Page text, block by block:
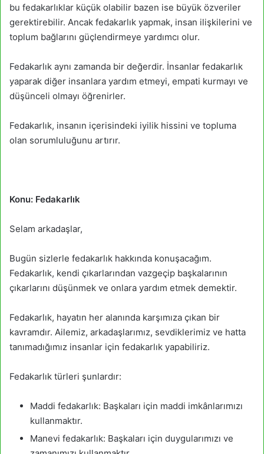
bu fedakarlıklar küçük olabilir bazen ise büyük özveriler
gerektirebilir. Ancak fedakarlık yapmak, insan ilişkilerini ve
toplum bağlarını güçlendirmeye yardımcı olur.
Fedakarlık aynı zamanda bir değerdir. İnsanlar fedakarlık
yaparak diğer insanlara yardım etmeyi, empati kurmayı ve
düşünceli olmayı öğrenirler.
Fedakarlık, insanın içerisindeki iyilik hissini ve topluma
olan sorumluluğunu artırır.
Konu: Fedakarlık
Selam arkadaşlar,
Bugün sizlerle fedakarlık hakkında konuşacağım.
Fedakarlık, kendi çıkarlarından vazgeçip başkalarının
çıkarlarını düşünmek ve onlara yardım etmek demektir.
Fedakarlık, hayatın her alanında karşımıza çıkan bir
kavramdır. Ailemiz, arkadaşlarımız, sevdiklerimiz ve hatta
tanımadığımız insanlar için fedakarlık yapabiliriz.
Fedakarlık türleri şunlardır:
Maddi fedakarlık: Başkaları için maddi imkânlarımızı
kullanmaktır.
Manevi fedakarlık: Başkaları için duygularımızı ve